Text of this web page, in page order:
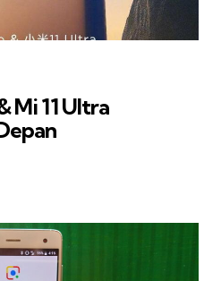
Mi 11 Ultra